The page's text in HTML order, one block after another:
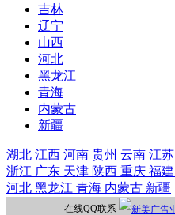
吉林
辽宁
山西
河北
黑龙江
青海
内蒙古
新疆
湖北 江西 河南 贵州 云南 江苏
浙江 广东 天津 陕西 重庆 福建
河北 黑龙江 青海 内蒙古 新疆
在线QQ联系